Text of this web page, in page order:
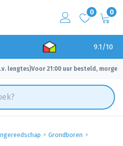
0 0
9.1/10
lengtes)
✓ Voor 21:00 uur besteld, morgen
Grondboren